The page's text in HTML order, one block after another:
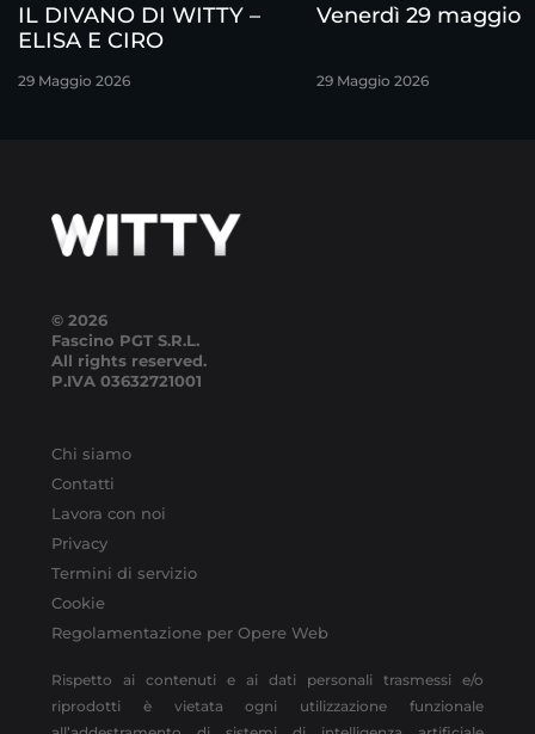
IL DIVANO DI WITTY –
ELISA E CIRO
29 Maggio 2026
Venerdì 29 maggio
29 Maggio 2026
© 2026
Fascino PGT S.R.L.
All rights reserved.
P.IVA 03632721001
Chi siamo
Contatti
Lavora con noi
Privacy
Termini di servizio
Cookie
Regolamentazione per Opere Web
Rispetto ai contenuti e ai dati personali trasmessi e/o
riprodotti è vietata ogni utilizzazione funzionale